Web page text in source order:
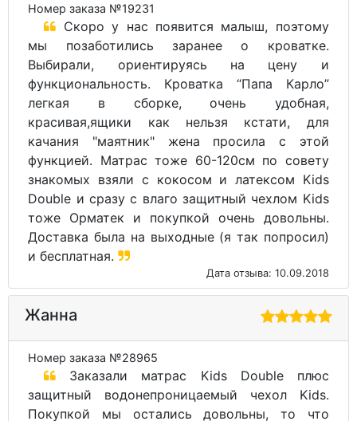
Номер заказа №19231
Скоро у нас появится малыш, поэтому
мы позаботились заранее о кроватке.
Выбирали, ориентируясь на цену и
функциональность. Кроватка “Папа Карло”
легкая в сборке, очень удобная,
красивая,ящики как нельзя кстати, для
качания "маятник" жена просила с этой
функцией. Матрас тоже 60-120см по совету
знакомых взяли с кокосом и латексом Kids
Double и сразу с влаго защитный чехлом Kids
тоже Орматек и покупкой очень довольны.
Доставка была на выходные (я так попросил)
и бесплатная.
Дата отзыва: 10.09.2018
Жанна
Номер заказа №28965
Заказали матрас Kids Double плюс
защитный водонепроницаемый чехол Kids.
Покупкой мы остались довольны, то что